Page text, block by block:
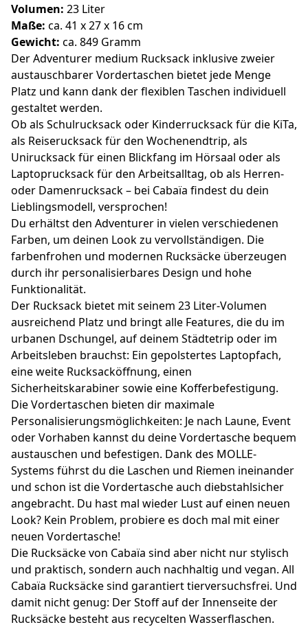
Volumen: 23 Liter
Maße: ca. 41 x 27 x 16 cm
Gewicht: ca. 849 Gramm
Der Adventurer medium Rucksack inklusive zweier
austauschbarer Vordertaschen bietet jede Menge
Platz und kann dank der flexiblen Taschen individuell
gestaltet werden.
Ob als Schulrucksack oder Kinderrucksack für die KiTa,
als Reiserucksack für den Wochenendtrip, als
Unirucksack für einen Blickfang im Hörsaal oder als
Laptoprucksack für den Arbeitsalltag, ob als Herren-
oder Damenrucksack – bei Cabaïa findest du dein
Lieblingsmodell, versprochen!
Du erhältst den Adventurer in vielen verschiedenen
Farben, um deinen Look zu vervollständigen. Die
farbenfrohen und modernen Rucksäcke überzeugen
durch ihr personalisierbares Design und hohe
Funktionalität.
Der Rucksack bietet mit seinem 23 Liter-Volumen
ausreichend Platz und bringt alle Features, die du im
urbanen Dschungel, auf deinem Städtetrip oder im
Arbeitsleben brauchst: Ein gepolstertes Laptopfach,
eine weite Rucksacköffnung, einen
Sicherheitskarabiner sowie eine Kofferbefestigung.
Die Vordertaschen bieten dir maximale
Personalisierungsmöglichkeiten: Je nach Laune, Event
oder Vorhaben kannst du deine Vordertasche bequem
austauschen und befestigen. Dank des MOLLE-
Systems führst du die Laschen und Riemen ineinander
und schon ist die Vordertasche auch diebstahlsicher
angebracht. Du hast mal wieder Lust auf einen neuen
Look? Kein Problem, probiere es doch mal mit einer
neuen Vordertasche!
Die Rucksäcke von Cabaïa sind aber nicht nur stylisch
und praktisch, sondern auch nachhaltig und vegan. All
Cabaïa Rucksäcke sind garantiert tierversuchsfrei. Und
damit nicht genug: Der Stoff auf der Innenseite der
Rucksäcke besteht aus recycelten Wasserflaschen.